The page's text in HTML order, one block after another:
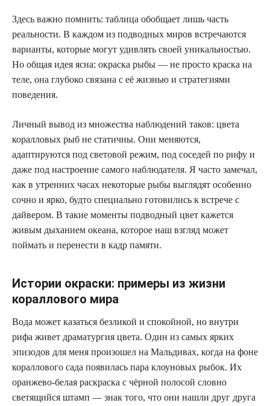
Здесь важно помнить: таблица обобщает лишь часть
реальности. В каждом из подводных миров встречаются
варианты, которые могут удивлять своей уникальностью.
Но общая идея ясна: окраска рыбы — не просто краска на
теле, она глубоко связана с её жизнью и стратегиями
поведения.
Личный вывод из множества наблюдений таков: цвета
коралловых рыб не статичны. Они меняются,
адаптируются под световой режим, под соседей по рифу и
даже под настроение самого наблюдателя. Я часто замечал,
как в утренних часах некоторые рыбы выглядят особенно
сочно и ярко, будто специально готовились к встрече с
дайвером. В такие моменты подводный цвет кажется
живым дыханием океана, которое наш взгляд может
поймать и перенести в кадр памяти.
Истории окраски: примеры из жизни
кораллового мира
Вода может казаться безликой и спокойной, но внутри
рифа живет драматургия цвета. Один из самых ярких
эпизодов для меня произошел на Мальдивах, когда на фоне
кораллового сада появилась пара клоуновых рыбок. Их
оранжево-белая раскраска с чёрной полосой словно
светящийся штамп — знак того, что они нашли друг друга